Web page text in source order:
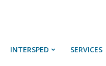
INTERSPED SERVICES